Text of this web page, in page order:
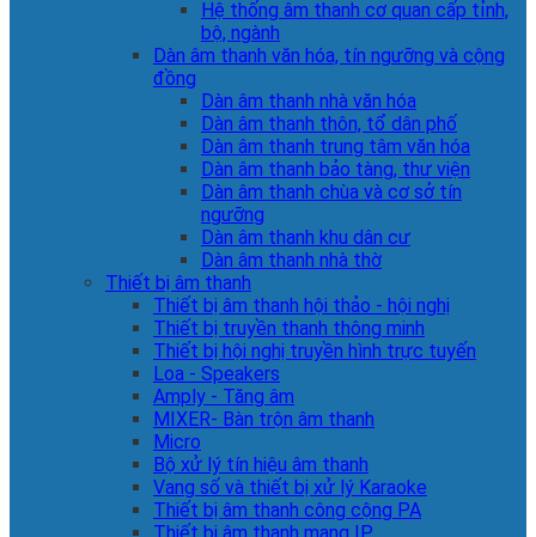
Hệ thống âm thanh cơ quan cấp tỉnh,
bộ, ngành
Dàn âm thanh văn hóa, tín ngưỡng và cộng
đồng
Dàn âm thanh nhà văn hóa
Dàn âm thanh thôn, tổ dân phố
Dàn âm thanh trung tâm văn hóa
Dàn âm thanh bảo tàng, thư viện
Dàn âm thanh chùa và cơ sở tín
ngưỡng
Dàn âm thanh khu dân cư
Dàn âm thanh nhà thờ
Thiết bị âm thanh
Thiết bị âm thanh hội thảo - hội nghị
Thiết bị truyền thanh thông minh
Thiết bị hội nghị truyền hình trực tuyến
Loa - Speakers
Amply - Tăng âm
MIXER- Bàn trộn âm thanh
Micro
Bộ xử lý tín hiệu âm thanh
Vang số và thiết bị xử lý Karaoke
Thiết bị âm thanh công cộng PA